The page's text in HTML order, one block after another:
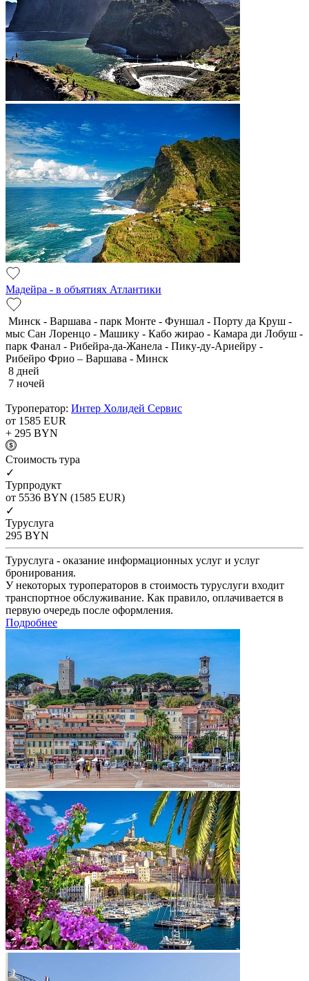
Мадейра - в объятиях Атлантики
Минск - Варшава - парк Монте - Фуншал - Порту да Круш -
мыс Сан Лоренцо - Машику - Кабо жирао - Камара ди Лобуш -
парк Фанал - Рибейра-да-Жанела - Пику-ду-Ариейру -
Рибейро Фрио – Варшава - Минск
8 дней
7 ночей
Туроператор: Интер Холидей Сервис
от 1585 EUR
+ 295 BYN
Cтоимость тура
✓
Турпродукт
от 5536 BYN (1585 EUR)
✓
Туруслуга
295 BYN
Туруслуга - оказание информационных услуг и услуг
бронирования.
У некоторых туроператоров в стоимость туруслуги входит
транспортное обслуживание. Как правило, оплачивается в
первую очередь после оформления.
Подробнее